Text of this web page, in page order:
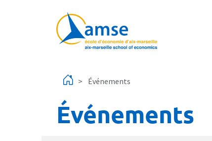
Événements
Événements